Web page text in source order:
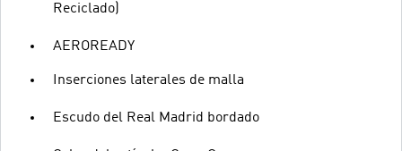
Reciclado)
AEROREADY
Inserciones laterales de malla
Escudo del Real Madrid bordado